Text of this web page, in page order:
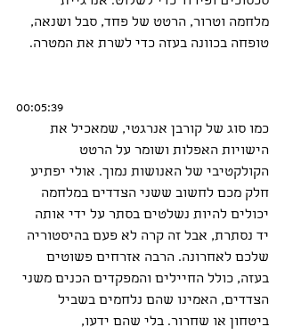
מלחמה וטרור, הרטט של פחד, סבל ושנאה,
טופחה בכוונה בעזה כדי לשרת את המטרה.
00:05:39
כמו סוג של קורבן אנרגטי, שמאכיל את
הישויות האפלות ושומר על הרטט
הקולקטיבי של האנושות נמוך. אולי יפתיע
חלק מכם לחשוב ששני הצדדים במלחמה
יכולים להיות נשלטים בסתר על ידי אותה
יד נסתרת, אבל זה קרה לא פעם בהיסטוריה
שלכם לאחרונה. הרבה אזרחים פשוטים
בעזה, כולל החיילים והמפקדים הכנים משני
הצדדים, האמינו שהם נלחמים בשביל
ביטחון או שחרור. בלי שהם ידעו,